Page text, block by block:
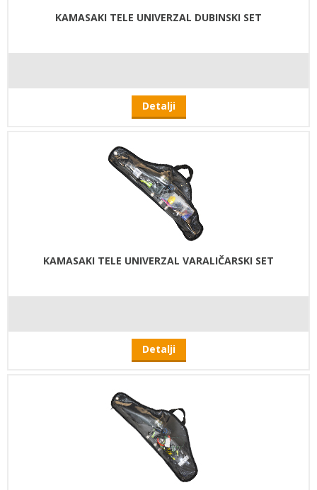
KAMASAKI TELE UNIVERZAL DUBINSKI SET
Detalji
KAMASAKI TELE UNIVERZAL VARALIČARSKI SET
Detalji